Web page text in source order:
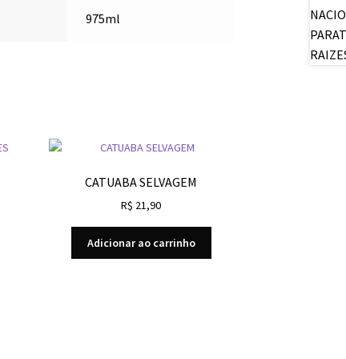
975ml
CATUABA SELVAGEM
R$ 21,90
Adicionar ao carrinho